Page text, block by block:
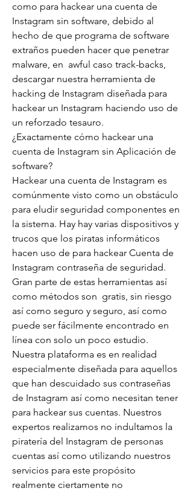
como para hackear una cuenta de
Instagram sin software, debido al
hecho de que programa de software
extraños pueden hacer que penetrar
malware, en  awful caso track-backs,
descargar nuestra herramienta de
hacking de Instagram diseñada para
hackear un Instagram haciendo uso de
un reforzado tesauro.
¿Exactamente cómo hackear una
cuenta de Instagram sin Aplicación de
software?
Hackear una cuenta de Instagram es
comúnmente visto como un obstáculo
para eludir seguridad componentes en
la sistema. Hay hay varias dispositivos y
trucos que los piratas informáticos
hacen uso de para hackear Cuenta de
Instagram contraseña de seguridad.
Gran parte de estas herramientas así
como métodos son  gratis, sin riesgo
así como seguro y seguro, así como
puede ser fácilmente encontrado en
línea con solo un poco estudio.
Nuestra plataforma es en realidad
especialmente diseñada para aquellos
que han descuidado sus contraseñas
de Instagram así como necesitan tener
para hackear sus cuentas. Nuestros
expertos realizamos no indultamos la
piratería del Instagram de personas
cuentas así como utilizando nuestros
servicios para este propósito
realmente ciertamente no